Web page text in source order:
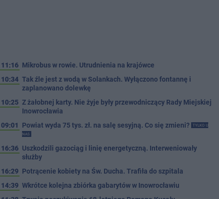
11:16 Mikrobus w rowie. Utrudnienia na krajówce
10:34 Tak źle jest z wodą w Solankach. Wyłączono fontannę i
zaplanowano dolewkę
10:25 Z żałobnej karty. Nie żyje były przewodniczący Rady Miejskiej
Inowrocławia
09:01
Powiat wyda 75 tys. zł. na salę sesyjną. Co się zmieni?
TYLKO U
NAS
16:36 Uszkodzili gazociąg i linię energetyczną. Interweniowały
służby
16:29 Potrącenie kobiety na Św. Ducha. Trafiła do szpitala
14:39 Wkrótce kolejna zbiórka gabarytów w Inowrocławiu